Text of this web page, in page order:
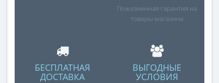
Пожизненная гарантия на
товары магазина
БЕСПЛАТНАЯ
ДОСТАВКА
ВЫГОДНЫЕ
УСЛОВИЯ